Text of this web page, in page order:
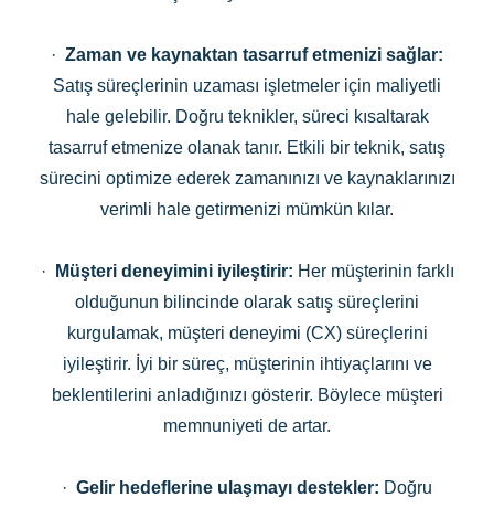
· Zaman ve kaynaktan tasarruf etmenizi sağlar:
Satış süreçlerinin uzaması işletmeler için maliyetli
hale gelebilir. Doğru teknikler, süreci kısaltarak
tasarruf etmenize olanak tanır. Etkili bir teknik, satış
sürecini optimize ederek zamanınızı ve kaynaklarınızı
verimli hale getirmenizi mümkün kılar.
· Müşteri deneyimini iyileştirir: Her müşterinin farklı
olduğunun bilincinde olarak satış süreçlerini
kurgulamak, müşteri deneyimi (CX) süreçlerini
iyileştirir. İyi bir süreç, müşterinin ihtiyaçlarını ve
beklentilerini anladığınızı gösterir. Böylece müşteri
memnuniyeti de artar.
· Gelir hedeflerine ulaşmayı destekler: Doğru